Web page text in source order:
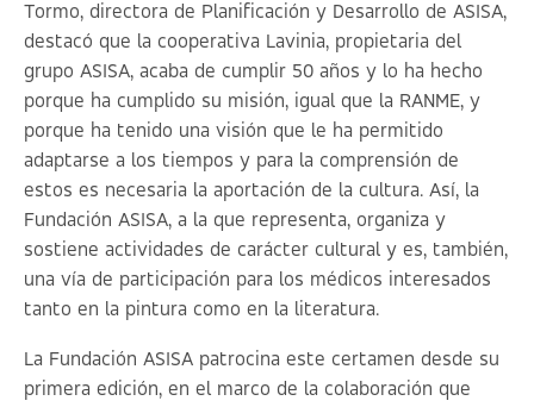
Tormo, directora de Planificación y Desarrollo de ASISA,
destacó que la cooperativa Lavinia, propietaria del
grupo ASISA, acaba de cumplir 50 años y lo ha hecho
porque ha cumplido su misión, igual que la RANME, y
porque ha tenido una visión que le ha permitido
adaptarse a los tiempos y para la comprensión de
estos es necesaria la aportación de la cultura. Así, la
Fundación ASISA, a la que representa, organiza y
sostiene actividades de carácter cultural y es, también,
una vía de participación para los médicos interesados
tanto en la pintura como en la literatura.
La Fundación ASISA patrocina este certamen desde su
primera edición, en el marco de la colaboración que